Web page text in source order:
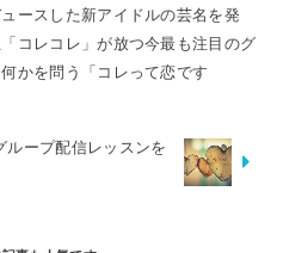
ュースした新アイドルの芸名を発
コレコレ」が放つ今最も注目のグ
かを問う「コレって恋です
ループ配信レッスンを